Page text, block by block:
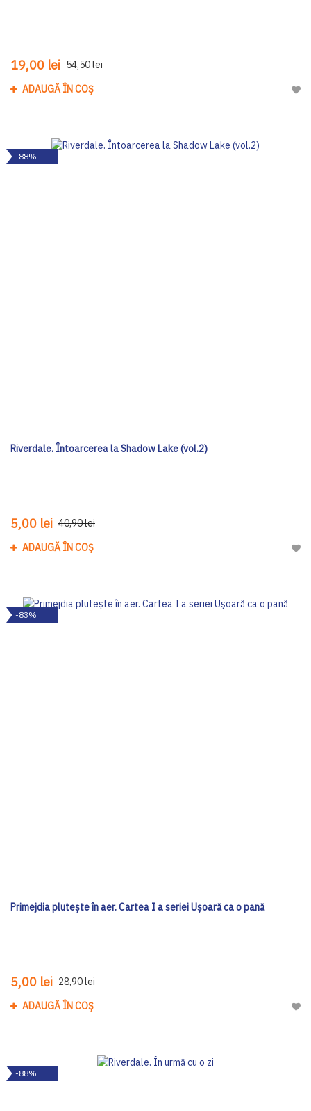
19,00 lei 54,50 lei
ADAUGĂ ÎN COȘ
-88%
Riverdale. Întoarcerea la Shadow Lake (vol.2)
5,00 lei 40,90 lei
ADAUGĂ ÎN COȘ
-83%
Primejdia plutește în aer. Cartea I a seriei Ușoară ca o pană
5,00 lei 28,90 lei
ADAUGĂ ÎN COȘ
-88%